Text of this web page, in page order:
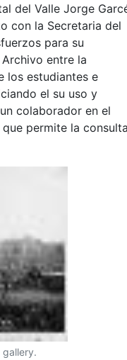
del Valle Jorge
con la Secretaria del
para su
entre la
los estudiantes e
el su uso y
colaborador en el
permite la consulta
gallery.